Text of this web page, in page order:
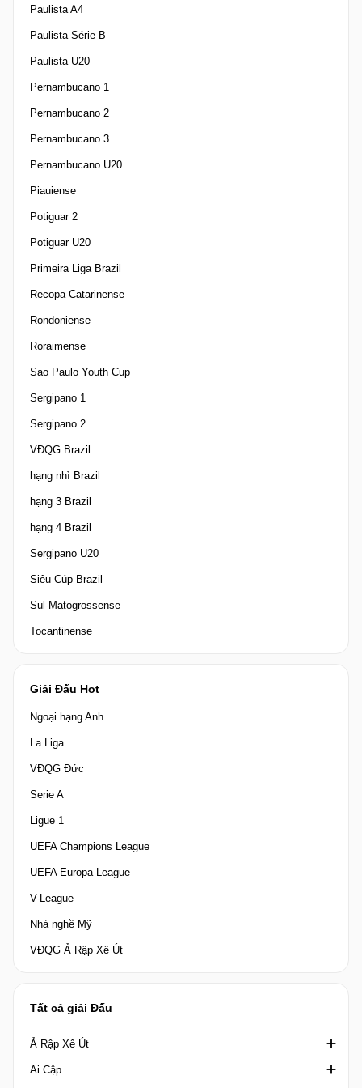
Paulista A4
Paulista Série B
Paulista U20
Pernambucano 1
Pernambucano 2
Pernambucano 3
Pernambucano U20
Piauiense
Potiguar 2
Potiguar U20
Primeira Liga Brazil
Recopa Catarinense
Rondoniense
Roraimense
Sao Paulo Youth Cup
Sergipano 1
Sergipano 2
VĐQG Brazil
hạng nhì Brazil
hạng 3 Brazil
hạng 4 Brazil
Sergipano U20
Siêu Cúp Brazil
Sul-Matogrossense
Tocantinense
Giải Đấu Hot
Ngoại hạng Anh
La Liga
VĐQG Đức
Serie A
Ligue 1
UEFA Champions League
UEFA Europa League
V-League
Nhà nghề Mỹ
VĐQG Ả Rập Xê Út
Tất cả giải Đấu
Ả Rập Xê Út
Crown Prince Cup Saudi Arabia
Ai Cập